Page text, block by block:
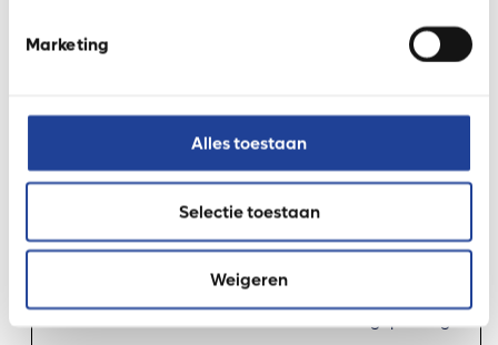
Marketing
Alles toestaan
Selectie toestaan
Weigeren
Leg uit dat de Wet op het voortgezet onderwijs de sociale
ongelijkheid kan verkleinen. Gebruik in je uitleg een
omschrijving van het begrip sociale ongelijkheid en
hoeveelheid onderwerpen ook wel
14 februari1963, ingegaan op 1 augustus 1968,
De grondgedachte achter deze wet was dat elke leerling
zowel een algemene als een beroepsopleiding zou
moeten volgen. In deze periode volgden meer leerlingen
dan voorheen na de basisschool een vervolgopleiding.